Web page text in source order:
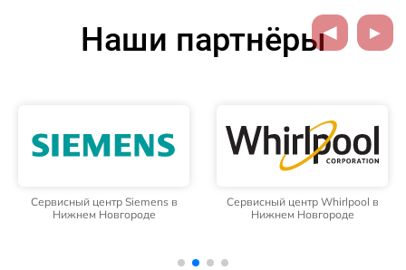
Наши партнёры
Сервисный центр Siemens в
Нижнем Новгороде
Сервисный центр Whirlpool в
Нижнем Новгороде